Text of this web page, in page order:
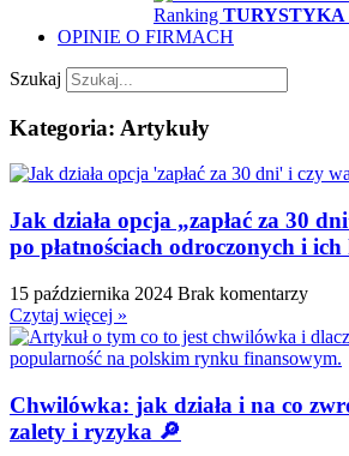
Ranking TURYSTYKA
OPINIE O FIRMACH
Szukaj
Kategoria: Artykuły
Jak działa opcja „zapłać za 30
po płatnościach odroczonych i ich
15 października 2024 Brak komentarzy
Czytaj więcej »
Chwilówka: jak działa i na co
zalety i ryzyka 🔎